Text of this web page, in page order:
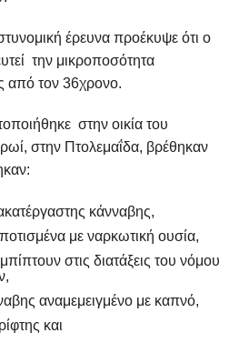
έρευνα προέκυψε ότι ο
την μικροποσότητα
από τον 36χρονο.
στην οικία του
στην Πτολεμαΐδα, βρέθηκαν
κάνναβης,
με ναρκωτική ουσία,
στις διατάξεις του νόμου
αναμεμειγμένο με καπνό,
και